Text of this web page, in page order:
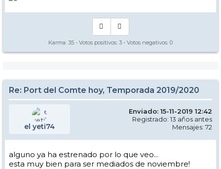
Karma: 35 - Votos positivos: 3 - Votos negativos: 0
Re: Port del Comte hoy, Temporada 2019/2020
el yeti74
Enviado: 15-11-2019 12:42
Registrado: 13 años antes
Mensajes: 72
alguno ya ha estrenado por lo que veo...
esta muy bien para ser mediados de noviembre!